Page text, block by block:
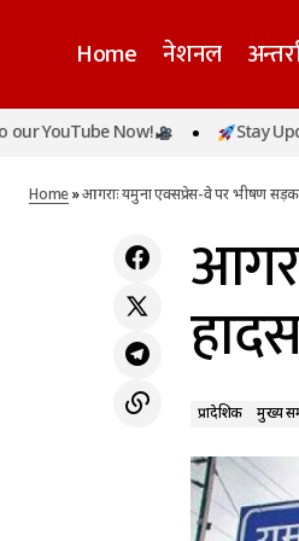
Home नेशनल
देश में बीते 24 घंटे में मिले 15,906 नए
Now! Stay Updated!
Home»आगराः यमुना एक्सप्रेस-वे पर भीषण सड़क
प्रादेशिक मुख्य